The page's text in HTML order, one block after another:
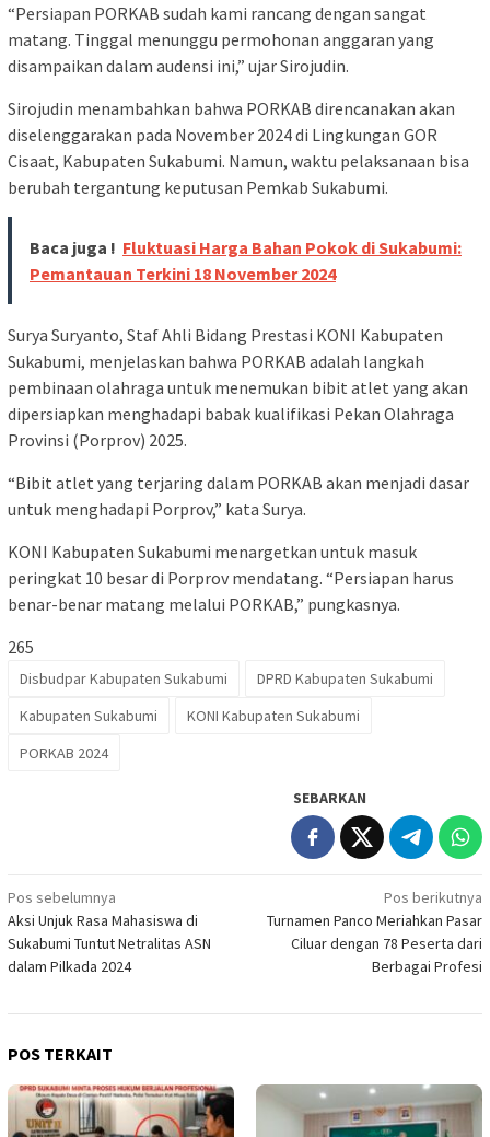
“Persiapan PORKAB sudah kami rancang dengan sangat
matang. Tinggal menunggu permohonan anggaran yang
disampaikan dalam audensi ini,” ujar Sirojudin.
Sirojudin menambahkan bahwa PORKAB direncanakan akan
diselenggarakan pada November 2024 di Lingkungan GOR
Cisaat, Kabupaten Sukabumi. Namun, waktu pelaksanaan bisa
berubah tergantung keputusan Pemkab Sukabumi.
Baca juga ! Fluktuasi Harga Bahan Pokok di Sukabumi:
Pemantauan Terkini 18 November 2024
Surya Suryanto, Staf Ahli Bidang Prestasi KONI Kabupaten
Sukabumi, menjelaskan bahwa PORKAB adalah langkah
pembinaan olahraga untuk menemukan bibit atlet yang akan
dipersiapkan menghadapi babak kualifikasi Pekan Olahraga
Provinsi (Porprov) 2025.
“Bibit atlet yang terjaring dalam PORKAB akan menjadi dasar
untuk menghadapi Porprov,” kata Surya.
KONI Kabupaten Sukabumi menargetkan untuk masuk
peringkat 10 besar di Porprov mendatang. “Persiapan harus
benar-benar matang melalui PORKAB,” pungkasnya.
265
Disbudpar Kabupaten Sukabumi
DPRD Kabupaten Sukabumi
Kabupaten Sukabumi
KONI Kabupaten Sukabumi
PORKAB 2024
SEBARKAN
Navigasi
pos
Pos sebelumnya
Aksi Unjuk Rasa Mahasiswa di
Sukabumi Tuntut Netralitas ASN
dalam Pilkada 2024
Pos berikutnya
Turnamen Panco Meriahkan Pasar
Ciluar dengan 78 Peserta dari
Berbagai Profesi
POS TERKAIT